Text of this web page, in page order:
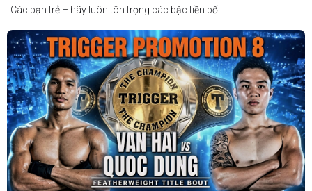
Các bạn trẻ – hãy luôn tôn trọng các bậc tiền bối.